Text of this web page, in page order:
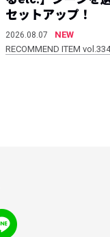
セットアップ！
2026.08.07
NEW
RECOMMEND ITEM vol.334